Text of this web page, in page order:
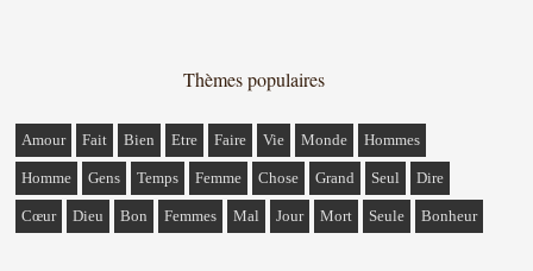
Thèmes populaires
Amour Fait Bien Etre Faire Vie Monde Hommes
Homme Gens Temps Femme Chose Grand Seul Dire
Cœur Dieu Bon Femmes Mal Jour Mort Seule Bonheur